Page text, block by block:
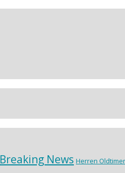
Breaking News Herren